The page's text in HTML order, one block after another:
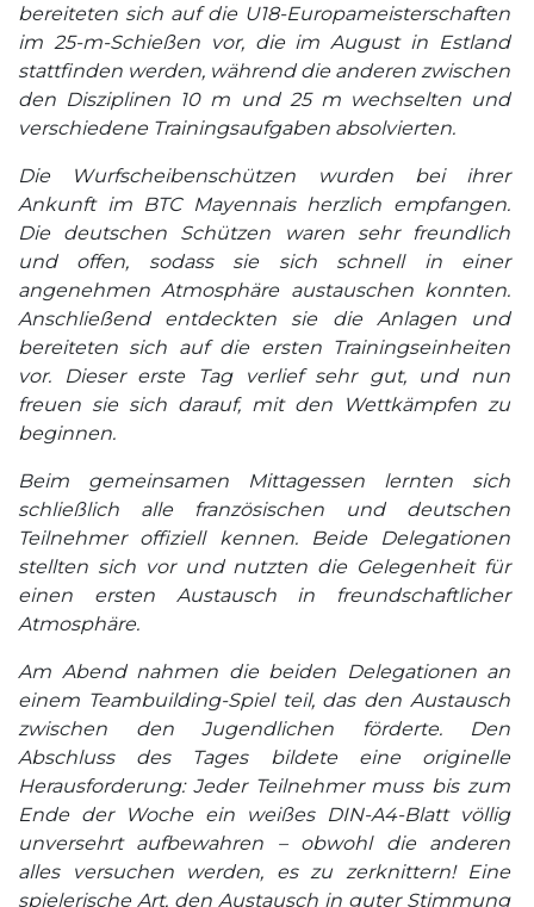
bereiteten sich auf die U18-Europameisterschaften
im 25-m-Schießen vor, die im August in Estland
stattfinden werden, während die anderen zwischen
den Disziplinen 10 m und 25 m wechselten und
verschiedene Trainingsaufgaben absolvierten.
Die Wurfscheibenschützen wurden bei ihrer
Ankunft im BTC Mayennais herzlich empfangen.
Die deutschen Schützen waren sehr freundlich
und offen, sodass sie sich schnell in einer
angenehmen Atmosphäre austauschen konnten.
Anschließend entdeckten sie die Anlagen und
bereiteten sich auf die ersten Trainingseinheiten
vor. Dieser erste Tag verlief sehr gut, und nun
freuen sie sich darauf, mit den Wettkämpfen zu
beginnen.
Beim gemeinsamen Mittagessen lernten sich
schließlich alle französischen und deutschen
Teilnehmer offiziell kennen. Beide Delegationen
stellten sich vor und nutzten die Gelegenheit für
einen ersten Austausch in freundschaftlicher
Atmosphäre.
Am Abend nahmen die beiden Delegationen an
einem Teambuilding-Spiel teil, das den Austausch
zwischen den Jugendlichen förderte. Den
Abschluss des Tages bildete eine originelle
Herausforderung: Jeder Teilnehmer muss bis zum
Ende der Woche ein weißes DIN-A4-Blatt völlig
unversehrt aufbewahren – obwohl die anderen
alles versuchen werden, es zu zerknittern! Eine
spielerische Art, den Austausch in guter Stimmung